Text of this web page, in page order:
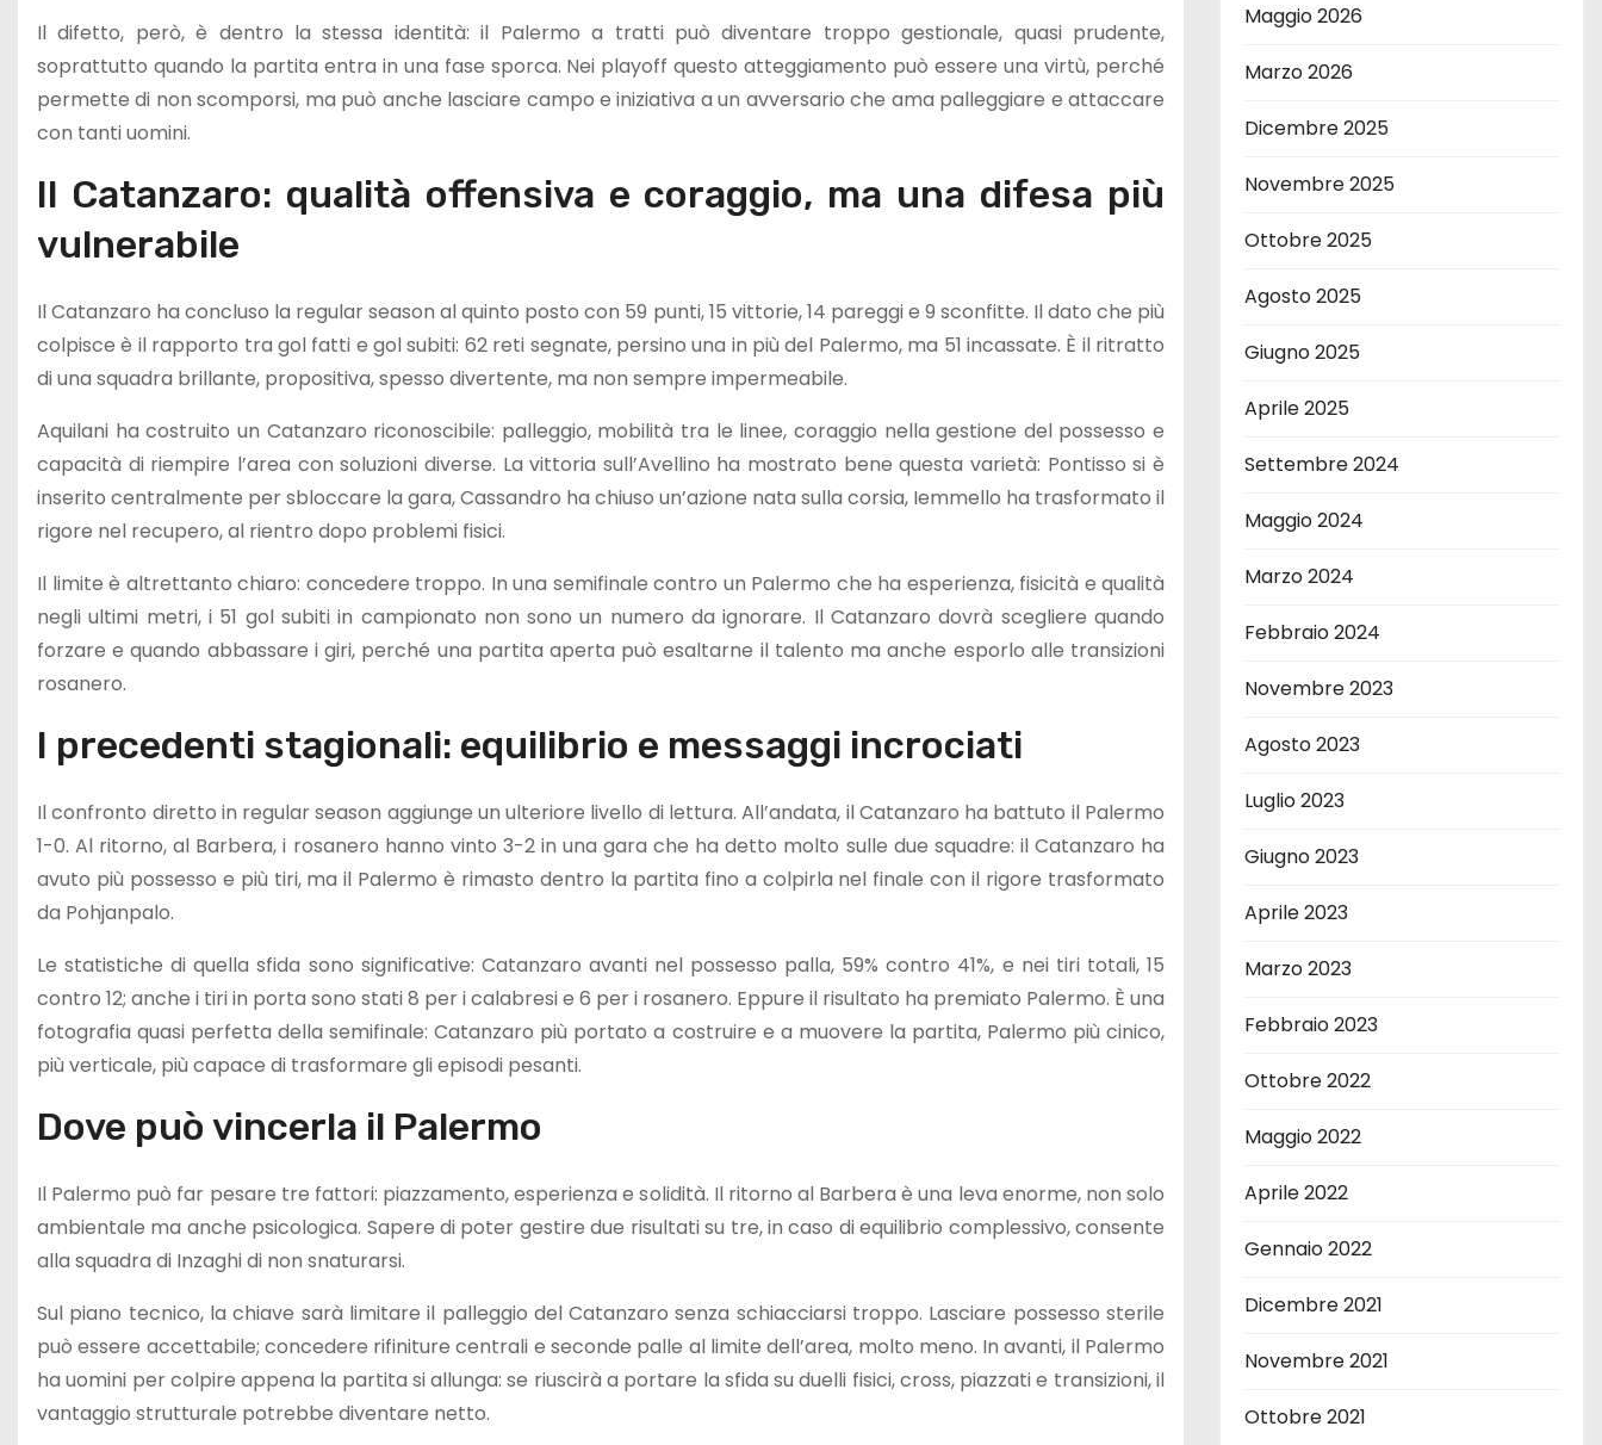
Il difetto, però, è dentro la stessa identità: il Palermo a tratti può diventare troppo gestionale, quasi prudente,
soprattutto quando la partita entra in una fase sporca. Nei playoff questo atteggiamento può essere una virtù, perché
permette di non scomporsi, ma può anche lasciare campo e iniziativa a un avversario che ama palleggiare e attaccare
con tanti uomini.
Il Catanzaro: qualità offensiva e coraggio, ma una difesa più
vulnerabile
Il Catanzaro ha concluso la regular season al quinto posto con 59 punti, 15 vittorie, 14 pareggi e 9 sconfitte. Il dato che più
colpisce è il rapporto tra gol fatti e gol subiti: 62 reti segnate, persino una in più del Palermo, ma 51 incassate. È il ritratto
di una squadra brillante, propositiva, spesso divertente, ma non sempre impermeabile.
Aquilani ha costruito un Catanzaro riconoscibile: palleggio, mobilità tra le linee, coraggio nella gestione del possesso e
capacità di riempire l’area con soluzioni diverse. La vittoria sull’Avellino ha mostrato bene questa varietà: Pontisso si è
inserito centralmente per sbloccare la gara, Cassandro ha chiuso un’azione nata sulla corsia, Iemmello ha trasformato il
rigore nel recupero, al rientro dopo problemi fisici.
Il limite è altrettanto chiaro: concedere troppo. In una semifinale contro un Palermo che ha esperienza, fisicità e qualità
negli ultimi metri, i 51 gol subiti in campionato non sono un numero da ignorare. Il Catanzaro dovrà scegliere quando
forzare e quando abbassare i giri, perché una partita aperta può esaltarne il talento ma anche esporlo alle transizioni
rosanero.
I precedenti stagionali: equilibrio e messaggi incrociati
Il confronto diretto in regular season aggiunge un ulteriore livello di lettura. All’andata, il Catanzaro ha battuto il Palermo
1-0. Al ritorno, al Barbera, i rosanero hanno vinto 3-2 in una gara che ha detto molto sulle due squadre: il Catanzaro ha
avuto più possesso e più tiri, ma il Palermo è rimasto dentro la partita fino a colpirla nel finale con il rigore trasformato
da Pohjanpalo.
Le statistiche di quella sfida sono significative: Catanzaro avanti nel possesso palla, 59% contro 41%, e nei tiri totali, 15
contro 12; anche i tiri in porta sono stati 8 per i calabresi e 6 per i rosanero. Eppure il risultato ha premiato Palermo. È una
fotografia quasi perfetta della semifinale: Catanzaro più portato a costruire e a muovere la partita, Palermo più cinico,
più verticale, più capace di trasformare gli episodi pesanti.
Dove può vincerla il Palermo
Il Palermo può far pesare tre fattori: piazzamento, esperienza e solidità. Il ritorno al Barbera è una leva enorme, non solo
ambientale ma anche psicologica. Sapere di poter gestire due risultati su tre, in caso di equilibrio complessivo, consente
alla squadra di Inzaghi di non snaturarsi.
Sul piano tecnico, la chiave sarà limitare il palleggio del Catanzaro senza schiacciarsi troppo. Lasciare possesso sterile
può essere accettabile; concedere rifiniture centrali e seconde palle al limite dell’area, molto meno. In avanti, il Palermo
ha uomini per colpire appena la partita si allunga: se riuscirà a portare la sfida su duelli fisici, cross, piazzati e transizioni, il
vantaggio strutturale potrebbe diventare netto.
Maggio 2026
Marzo 2026
Dicembre 2025
Novembre 2025
Ottobre 2025
Agosto 2025
Giugno 2025
Aprile 2025
Settembre 2024
Maggio 2024
Marzo 2024
Febbraio 2024
Novembre 2023
Agosto 2023
Luglio 2023
Giugno 2023
Aprile 2023
Marzo 2023
Febbraio 2023
Ottobre 2022
Maggio 2022
Aprile 2022
Gennaio 2022
Dicembre 2021
Novembre 2021
Ottobre 2021